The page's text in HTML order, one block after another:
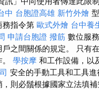
中 台胞證高雄 新竹外燴
務指令第 歐式外燴 台中養
申請台胞證 撥筋 數位服
之間關係的規定。 只有
學按摩 和工作設備，以
安全的手動工具和工具
則必鬚根據國家立法填